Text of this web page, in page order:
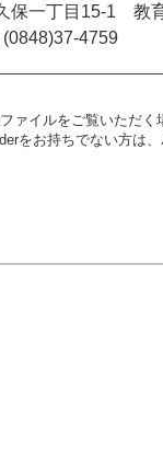
保一丁目15-1 教
(0848)37-4759
ァイルをご覧いただく
をお持ちでない方は